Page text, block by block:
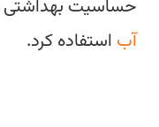
حساسیت بهداشتی
آب استفاده کرد.